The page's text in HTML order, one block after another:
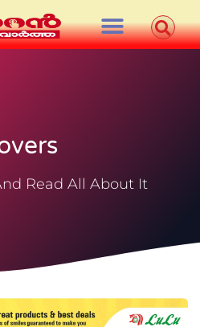
Read All About It